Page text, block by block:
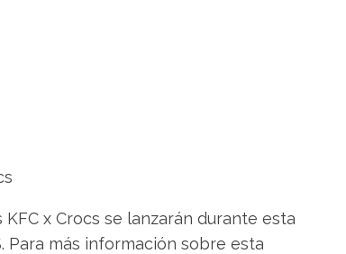
x Crocs se lanzarán durante esta
más información sobre esta